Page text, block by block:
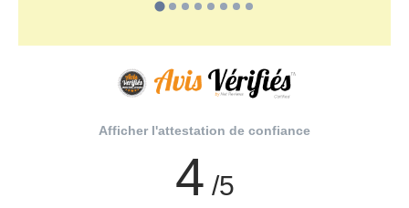
Afficher l'attestation de confiance
4 /5